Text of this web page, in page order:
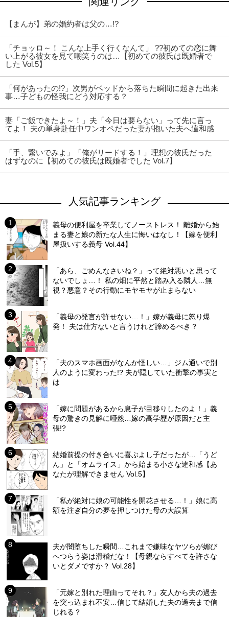
【まんが】弟の婚約者は父の…!?
「チョッロ～！ こんな上手く行くなんて」 ??初めての恋に舞
い上がる彼女を見て嘲笑うのは…【初めての彼氏は既婚者で
した Vol.5】
「何があったの!?」次男がベッドから落ちた瞬間に起きた出来
事…子どもの怪我にどう対応する？
妻「ご飯できたよ～！」夫「今日は要らない」って先に言っ
てよ！ 夫の単身赴任中ワンオペだった妻が抱いた夫へ違和感
「手、繋いでみよ」「俺がリードする！」理想の彼氏だった
はずなのに【初めての彼氏は既婚者でした Vol.7】
人気記事ランキング
義母の便利屋を卒業してノーストレス！ 離婚から始
まる妻と娘の新たな人生に悔いはなし！【嫁を便利
屋扱いする義母 Vol.44】
「あら、ごめんなさいね？」って絶対悪いと思って
ないでしょ…！ 私の畑に平然と踏み入る隣人…無
視？悪意？その行動にモヤモヤが止まらない
「義母の発言が許せない…！」嫁が義母に怒り爆
発！ 夫は仕方ないと言うけれど諦めるべき？
「夫のスマホ画面がなんか怪しい…」ジム通いで別
人のように変わった!? 夫が隠していた衝撃の事実と
は
「嫁に問題があるから息子が目移りしたのよ！」義
母の驚きの見解に唖然…嫁の高学歴が原因だと主
張!?
結婚前提の付き合いに喜ぶよし子だったが…「うど
ん」と「オムライス」から始まる小さな違和感【あ
なたが理解できません Vol.5】
「私が絶対に娘の可能性を開花させる…！」娘に高
額を注ぎ自分の夢を押しつけた母の大誤算
夫が闇堕ちした瞬間…これまで嫌味なヤツらが媚び
へつらう姿は滑稽だな！【母親ならすべてを許さな
いとダメですか？ Vol.28】
「元嫁と別れた理由ってそれ？」友人から夫の過去
を突っ込まれ不安…信じて結婚した夫の過去まで信
じれる？